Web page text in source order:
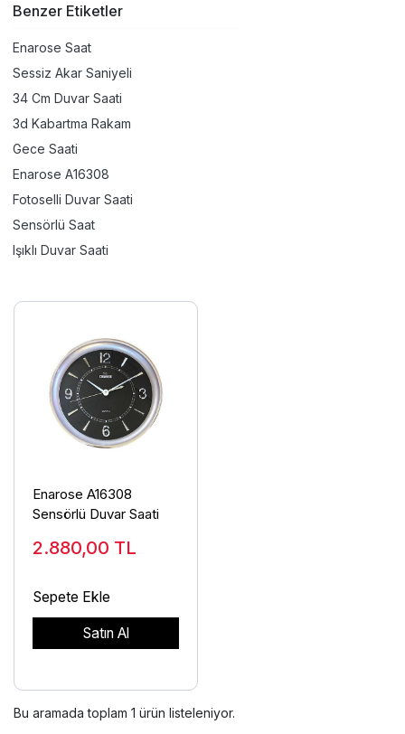
Benzer Etiketler
Enarose Saat
Sessiz Akar Saniyeli
34 Cm Duvar Saati
3d Kabartma Rakam
Gece Saati
Enarose A16308
Fotoselli Duvar Saati
Sensörlü Saat
Işıklı Duvar Saati
Enarose A16308
Sensörlü Duvar Saati
2.880,00 TL
Sepete Ekle
Satın Al
Bu aramada toplam 1 ürün listeleniyor.